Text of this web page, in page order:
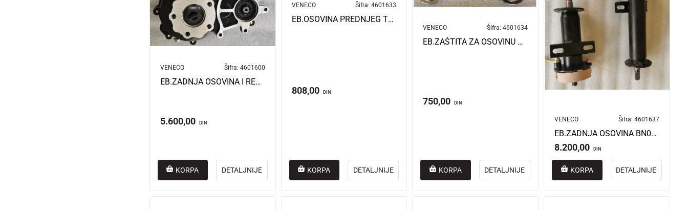
VENECO Šifra: 4601600
EB.ZADNJA OSOVINA I REGULATOR BRZINE BN022
5.600,00 DIN
KORPA DETALJNIJE
VENECO Šifra:4601633
EB.OSOVINA PREDNJEG TOČKA BN022
808,00 DIN
KORPA DETALJNIJE
VENECO Šifra:4601634
EB.ZAŠTITA ZA OSOVINU ZADNJEG TOČKA BN022
750,00 DIN
KORPA DETALJNIJE
VENECO Šifra: 4601637
EB.ZADNJA OSOVINA BN022
8.200,00 DIN
KORPA DETALJNIJE